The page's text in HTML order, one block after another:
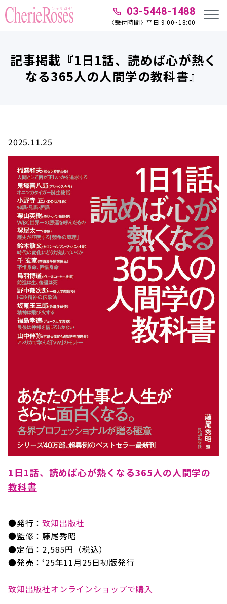
03-5448-1488
〈受付時間〉平日 9:00~18:00
記事掲載『1日1話、読めば心が熱く
なる365人の人間学の教科書』
2025.11.25
1日1話、読めば心が熱くなる365人の人間学の
教科書
●発行：致知出版社
●監修：藤尾秀昭
●定価：2,585円（税込）
●発売：‘25年11月25日初版発行
致知出版社オンラインショップで購入